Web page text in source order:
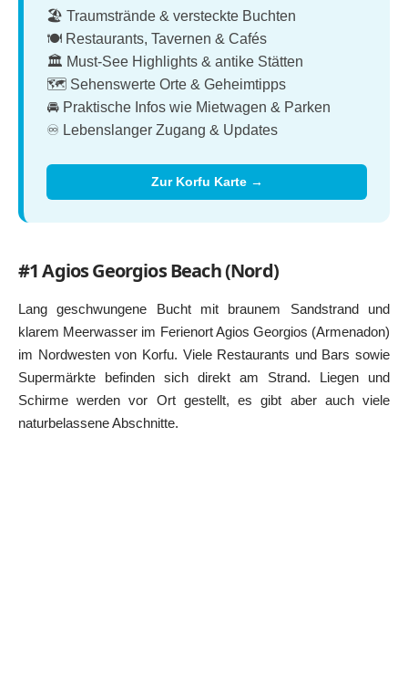
🏖️ Traumstrände & versteckte Buchten
🍽️ Restaurants, Tavernen & Cafés
🏛️ Must-See Highlights & antike Stätten
🗺️ Sehenswerte Orte & Geheimtipps
🚘 Praktische Infos wie Mietwagen & Parken
♾️ Lebenslanger Zugang & Updates
Zur Korfu Karte →
#1 Agios Georgios Beach (Nord)
Lang geschwungene Bucht mit braunem Sandstrand und
klarem Meerwasser im Ferienort Agios Georgios (Armenadon)
im Nordwesten von Korfu. Viele Restaurants und Bars sowie
Supermärkte befinden sich direkt am Strand. Liegen und
Schirme werden vor Ort gestellt, es gibt aber auch viele
naturbelassene Abschnitte.